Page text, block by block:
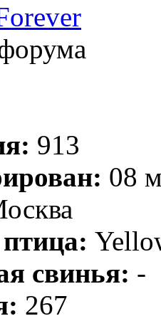
913
08
свинья: -
267